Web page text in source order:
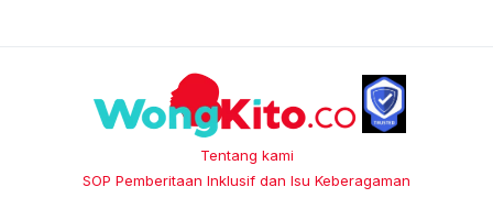
Tentang kami
SOP Pemberitaan Inklusif dan Isu Keberagaman